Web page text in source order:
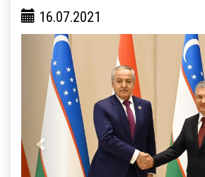
16.07.2021